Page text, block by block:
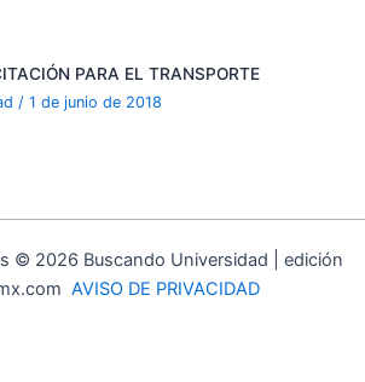
PARA EL TRANSPORTE
/ 1 de junio de 2018
© 2026 Buscando Universidad | edición
AVISO DE PRIVACIDAD